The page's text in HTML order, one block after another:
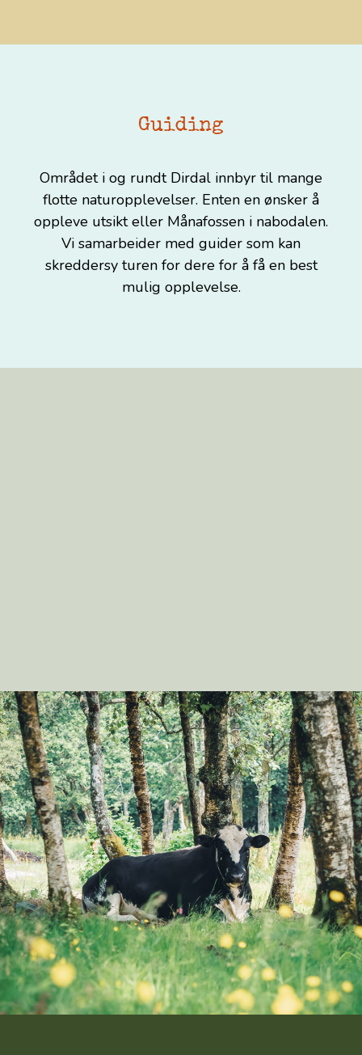
Guiding
Området i og rundt Dirdal innbyr til mange
flotte naturopplevelser. Enten en ønsker å
oppleve utsikt eller Månafossen i nabodalen.
Vi samarbeider med guider som kan
skreddersy turen for dere for å få en best
mulig opplevelse.